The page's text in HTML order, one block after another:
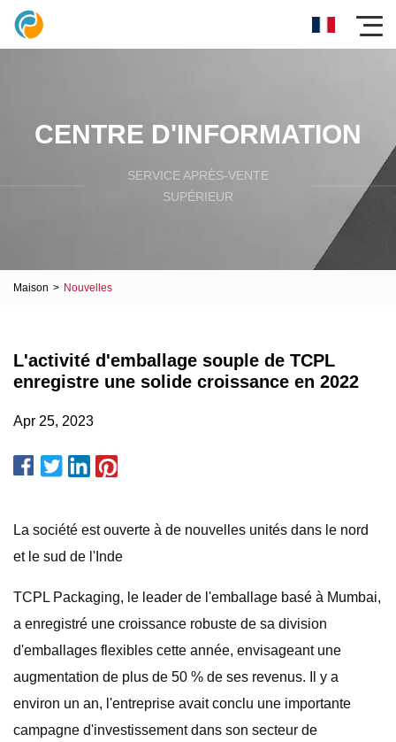
CENTRE D'INFORMATION
SERVICE APRÈS-VENTE
SUPÉRIEUR
Maison > Nouvelles
L'activité d'emballage souple de TCPL
enregistre une solide croissance en 2022
Apr 25, 2023
La société est ouverte à de nouvelles unités dans le nord
et le sud de l'Inde
TCPL Packaging, le leader de l'emballage basé à Mumbai,
a enregistré une croissance robuste de sa division
d'emballages flexibles cette année, envisageant une
augmentation de plus de 50 % de ses revenus. Il y a
environ un an, l'entreprise avait conclu une importante
campagne d'investissement dans son secteur de